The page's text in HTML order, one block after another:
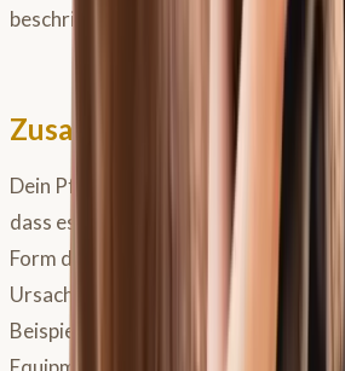
beschrieben ein chirurgischer
Zusammenfassung
Dein Pferd zeigt Headshaking? Dann
dass es 2 Formen gibt mit 5
Form das
symptomatisches
Ursache in anderen
körperlichen
Beispiel Zähne, Lahmheiten oder